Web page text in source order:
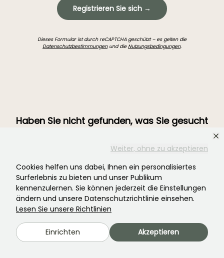
Weiter, ohne zu akzeptieren
Cookies helfen uns dabei, Ihnen ein personalisiertes
Surferlebnis zu bieten und unser Publikum
kennenzulernen. Sie können jederzeit die Einstellungen
ändern und unsere Datenschutzrichtlinie einsehen.
Lesen Sie unsere Richtlinien
Einrichten Akzeptieren
Registrieren Sie sich →
Dieses Formular ist durch reCAPTCHA geschützt – es gelten die
Datenschutzbestimmungenund dieNutzungsbedingungen.
Haben Sie nicht gefunden, was Sie gesucht